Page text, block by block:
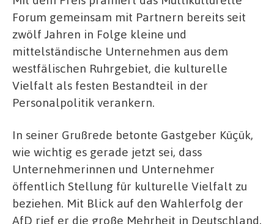
Forum gemeinsam mit Partnern bereits seit
zwölf Jahren in Folge kleine und
mittelständische Unternehmen aus dem
westfälischen Ruhrgebiet, die kulturelle
Vielfalt als festen Bestandteil in der
Personalpolitik verankern.
In seiner Grußrede betonte Gastgeber Küçük,
wie wichtig es gerade jetzt sei, dass
Unternehmerinnen und Unternehmer
öffentlich Stellung für kulturelle Vielfalt zu
beziehen. Mit Blick auf den Wahlerfolg der
AfD rief er die große Mehrheit in Deutschland,